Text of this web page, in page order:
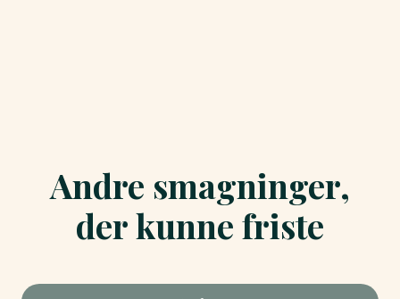
Andre smagninger,
der kunne friste